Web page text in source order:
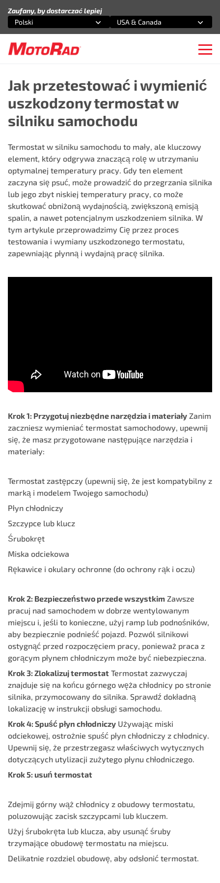
Zaufany, by dostarczać lepiej
Wybierz opcję
Polski
Wybierz opcję
USA & Canada
Jak przetestować i wymienić
uszkodzony termostat w
silniku samochodu
Termostat w silniku samochodu to mały, ale kluczowy
element, który odgrywa znaczącą rolę w utrzymaniu
optymalnej temperatury pracy. Gdy ten element
zaczyna się psuć, może prowadzić do przegrzania silnika
lub jego zbyt niskiej temperatury pracy, co może
skutkować obniżoną wydajnością, zwiększoną emisją
spalin, a nawet potencjalnym uszkodzeniem silnika. W
tym artykule przeprowadzimy Cię przez proces
testowania i wymiany uszkodzonego termostatu,
zapewniając płynną i wydajną pracę silnika.
Krok 1: Przygotuj niezbędne narzędzia i materiały Zanim
zaczniesz wymieniać termostat samochodowy, upewnij
się, że masz przygotowane następujące narzędzia i
materiały:
Termostat zastępczy (upewnij się, że jest kompatybilny z
marką i modelem Twojego samochodu)
Płyn chłodniczy
Szczypce lub klucz
Śrubokręt
Miska odciekowa
Rękawice i okulary ochronne (do ochrony rąk i oczu)
Krok 2: Bezpieczeństwo przede wszystkim Zawsze
pracuj nad samochodem w dobrze wentylowanym
miejscu i, jeśli to konieczne, użyj ramp lub podnośników,
aby bezpiecznie podnieść pojazd. Pozwól silnikowi
ostygnąć przed rozpoczęciem pracy, ponieważ praca z
gorącym płynem chłodniczym może być niebezpieczna.
Krok 3: Zlokalizuj termostat Termostat zazwyczaj
znajduje się na końcu górnego węża chłodnicy po stronie
silnika, przymocowany do silnika. Sprawdź dokładną
lokalizację w instrukcji obsługi samochodu.
Krok 4: Spuść płyn chłodniczy Używając miski
odciekowej, ostrożnie spuść płyn chłodniczy z chłodnicy.
Upewnij się, że przestrzegasz właściwych wytycznych
dotyczących utylizacji zużytego płynu chłodniczego.
Krok 5: usuń termostat
Zdejmij górny wąż chłodnicy z obudowy termostatu,
poluzowując zacisk szczypcami lub kluczem.
Użyj śrubokręta lub klucza, aby usunąć śruby
trzymające obudowę termostatu na miejscu.
Delikatnie rozdziel obudowę, aby odsłonić termostat.